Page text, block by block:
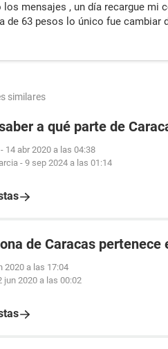
los mensajes , un día recargue
de 63 pesos lo único fue cambiar
similares
a qué parte de
- 14 abr 2020 a las 04:38
- 9 sep 2024 a las 01:14
de Caracas
2020 a las 17:04
jun 2020 a las 00:02